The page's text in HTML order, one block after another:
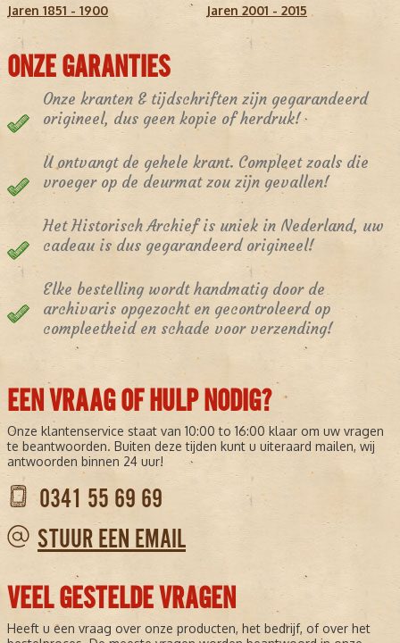
Jaren 1851 - 1900
Jaren 2001 - 2015
ONZE GARANTIES
Onze kranten & tijdschriften zijn gegarandeerd
origineel, dus geen kopie of herdruk!
U ontvangt de gehele krant. Compleet zoals die
vroeger op de deurmat zou zijn gevallen!
Het Historisch Archief is uniek in Nederland, uw
cadeau is dus gegarandeerd origineel!
Elke bestelling wordt handmatig door de
archivaris opgezocht en gecontroleerd op
compleetheid en schade voor verzending!
EEN VRAAG OF HULP NODIG?
Onze klantenservice staat van 10:00 to 16:00 klaar om uw vragen
te beantwoorden. Buiten deze tijden kunt u uiteraard mailen, wij
antwoorden binnen 24 uur!
0341 55 69 69
STUUR EEN EMAIL
VEEL GESTELDE VRAGEN
Heeft u een vraag over onze producten, het bedrijf, of over het